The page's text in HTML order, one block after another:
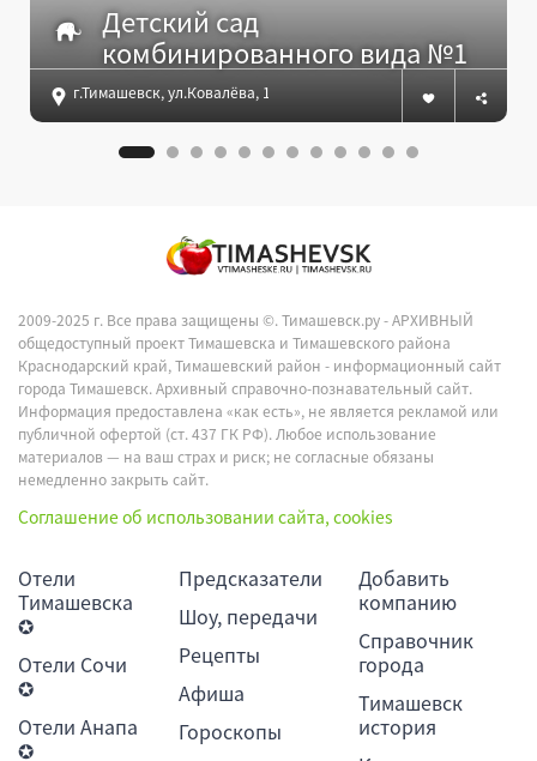
Детский сад
комбинированного вида №1
г.Тимашевск, ул.Ковалёва, 163
2009-2025 г. Все права защищены ©.Тимашевск.ру - АРХИВНЫЙ
общедоступный проект Тимашевска и Тимашевского района
Краснодарский край, Тимашевский район - информационный сайт
города Тимашевск. Архивный справочно-познавательный сайт.
Информация предоставлена «как есть», не является рекламой или
публичной офертой (ст. 437 ГК РФ). Любое использование
материалов — на ваш страх и риск; не согласные обязаны
немедленно закрыть сайт.
Соглашение об использовании сайта, cookies
Отели
Тимашевска
✪
Отели Сочи
✪
Отели Анапа
✪
Предсказатели
Шоу, передачи
Рецепты
Афиша
Гороскопы
Добавить
компанию
Справочник
города
Тимашевск
история